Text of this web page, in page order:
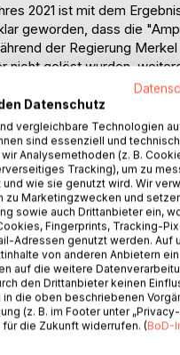
2021 ist mit dem
geworden, dass die
der Regierung Merkel
nicht gelöst wurden,
Probleme hinzu
die vorherrschenden
und Währung,
Dominanz des
Big Data,
und links-grüne
eigene Dynamik, sowie
Wechselwirkungen.
auf die Bundesrepublik
Vorhaben der rot-grün-
im Sondierungsergebnis
Datenschutz
vergleichbare Technologien
sind essenziell und
Analysemethoden (z. B.
Tracking), um zu
wie sie genutzt wird. Wir
zu Marketingzwecken und
sowie auch Drittanbieter ein,
Fingerprints, Tracking-
Adressen genutzt werden. Auf
von anderen Anbietern
auf die weitere
den Drittanbieter keinen
die oben beschriebenen
(z. B. im Footer unter
die Zukunft widerrufen. (BoD-